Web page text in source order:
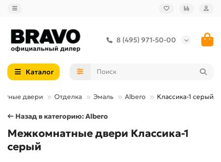
8 (495) 971-50-00
Каталог
двери Отделка Эмаль Albero Классика-1 серый
← Назад в категорию: Albero
Межкомнатные двери Классика-1
серый